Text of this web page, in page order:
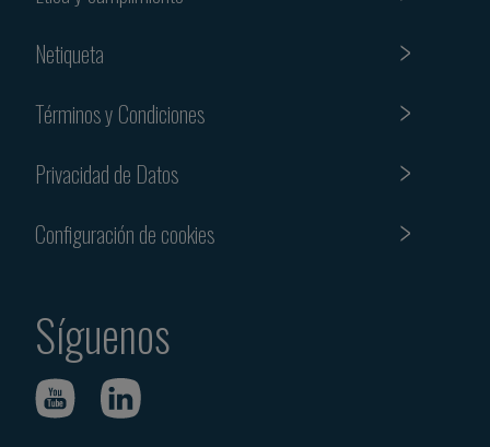
Netiqueta
Términos y Condiciones
Privacidad de Datos
Configuración de cookies
Síguenos